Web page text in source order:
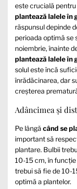
este crucială
plantează lalele în
răspunsul depinde
perioada optimă se
noiembrie, înainte
plantează lalele în
solul este încă
înrădăcinarea, dar
creșterea
Adâncimea și
Pe lângă când se
important să
plantare. Bulbii
10-15 cm, în
trebui să fie de 10-
optimă a plantelor.